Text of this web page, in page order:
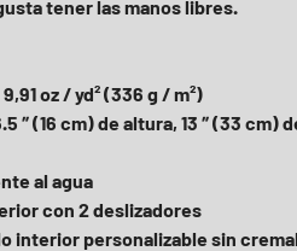
tener las manos libres.
oz / yd² (336 g / m²)
al agua
con 2 deslizadores
interior personalizable sin